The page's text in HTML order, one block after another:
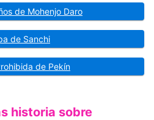
de Mohenjo Daro
de Sanchi
de Pekín
historia sobre